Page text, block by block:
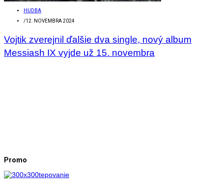
HUDBA
/12. NOVEMBRA 2024
Vojtik zverejnil ďalšie dva single, nový album
Messiash IX vyjde už 15. novembra
Promo